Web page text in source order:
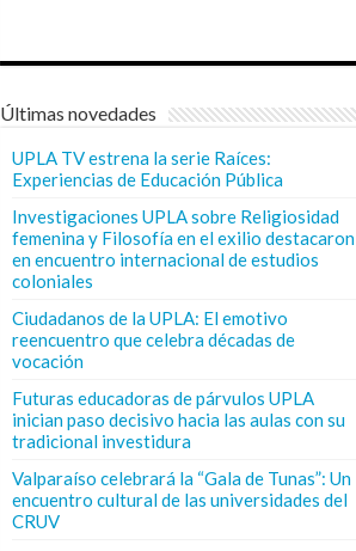
Últimas novedades
UPLA TV estrena la serie Raíces:
Experiencias de Educación Pública
Investigaciones UPLA sobre Religiosidad
femenina y Filosofía en el exilio destacaron
en encuentro internacional de estudios
coloniales
Ciudadanos de la UPLA: El emotivo
reencuentro que celebra décadas de
vocación
Futuras educadoras de párvulos UPLA
inician paso decisivo hacia las aulas con su
tradicional investidura
Valparaíso celebrará la “Gala de Tunas”: Un
encuentro cultural de las universidades del
CRUV